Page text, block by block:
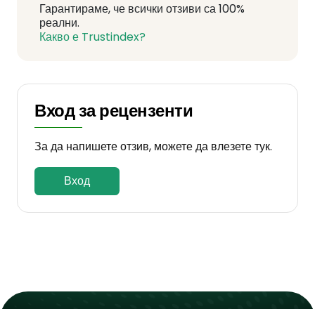
Гарантираме, че всички отзиви са 100%
реални.
Какво е Trustindex?
Вход за рецензенти
За да напишете отзив, можете да влезете тук.
Вход